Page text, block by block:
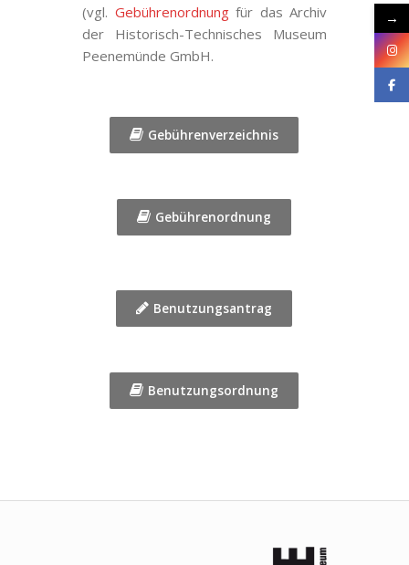
(vgl. Gebührenordnungfür das Archiv
der Historisch-Technisches Museum
Peenemünde GmbH.
Gebührenverzeichnis
Gebührenordnung
Benutzungsantrag
Benutzungsordnung
→